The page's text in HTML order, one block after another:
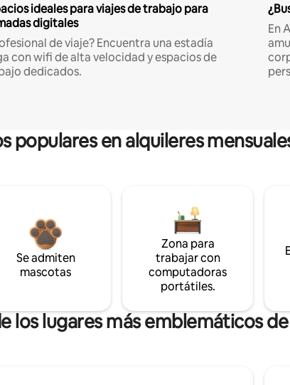
ideales para viajes de trabajo para
digitales
de viaje? Encuentra una estadía
con wifi de alta velocidad y espacios de
dedicados.
En
populares en alquileres
Se admiten
mascotas
Zona para
trabajar con
computadoras
portátiles.
los lugares más emblemáticos